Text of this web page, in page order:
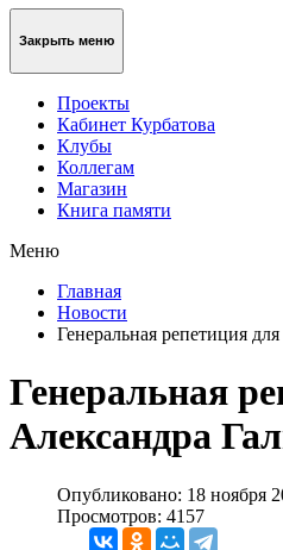
Закрыть меню
Проекты
Кабинет Курбатова
Клубы
Коллегам
Магазин
Книга памяти
Меню
Главная
Новости
Генеральная репетиция
Генеральная
Александра
Опубликовано: 18 ноября
Просмотров: 4157